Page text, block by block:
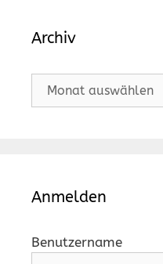
Archiv
Archiv
Anmelden
Benutzername